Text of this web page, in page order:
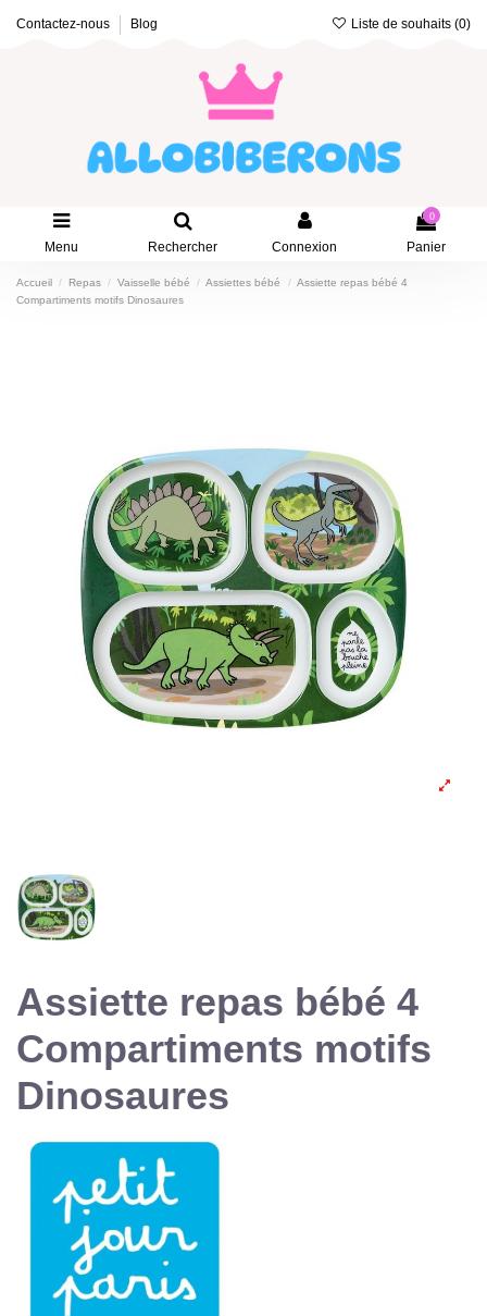
Contactez-nous Blog Liste de souhaits (0)
Menu Rechercher Connexion
0
Panier
Accueil Repas Vaisselle bébé Assiettes bébé
Assiette repas bébé 4
Compartiments motifs Dinosaures
Assiette repas bébé 4
Compartiments motifs
Dinosaures